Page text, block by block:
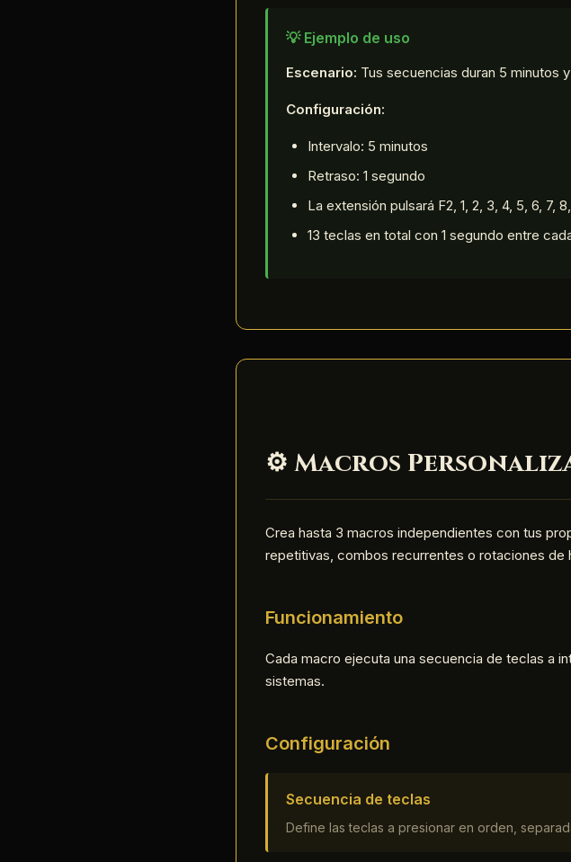
💡 Ejemplo de uso
Escenario: Tus secuencias duran 5 minutos
Configuración:
Intervalo: 5 minutos
Retraso: 1 segundo
La extensión pulsará F2, 1, 2, 3, 4, 5, 6, 7,
13 teclas en total con 1 segundo entre
⚙️ Macros
Crea hasta 3 macros independientes con tus
repetitivas, combos recurrentes o rotaciones de
Funcionamiento
Cada macro ejecuta una secuencia de teclas a
sistemas.
Configuración
Secuencia de teclas
Define las teclas a presionar en orden,